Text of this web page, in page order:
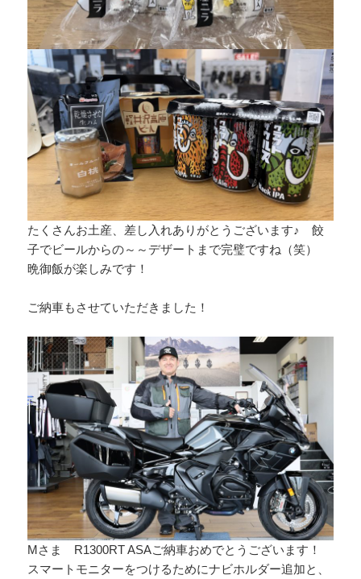
たくさんお土産、差し入れありがとうございます♪ 餃
子でビールからの～～デザートまで完璧ですね（笑）
晩御飯が楽しみです！
ご納車もさせていただきました！
Mさま R1300RT ASAご納車おめでとうございます！
スマートモニターをつけるためにナビホルダー追加と、